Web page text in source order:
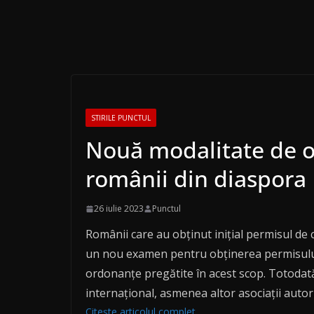
STIRILE PUNCTUL
Nouă modalitate de
românii din diaspora
26 iulie 2023 Punctul
Românii care au obținut inițial permisul de
un nou examen pentru obținerea
ordonanțe pregătite în acest scop.
internațional, asmenea altor asociații